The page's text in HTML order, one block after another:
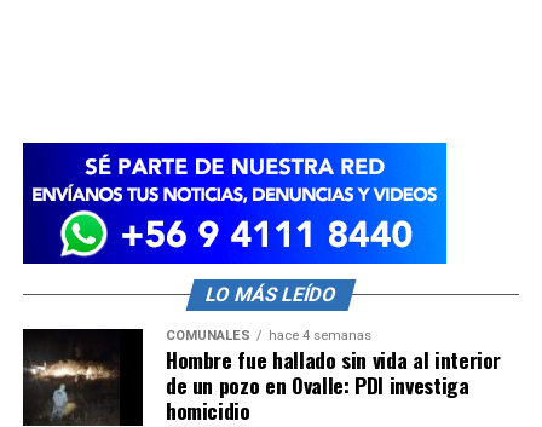
LO MÁS LEÍDO
COMUNALES hace 4 semanas
Hombre fue hallado sin vida al interior
de un pozo en Ovalle: PDI investiga
homicidio